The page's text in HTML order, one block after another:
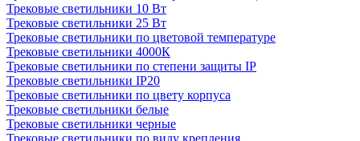
Трековые светильники 10 Вт
Трековые светильники 25 Вт
Трековые светильники по цветовой температуре
Трековые светильники 4000К
Трековые светильники по степени защиты IP
Трековые светильники IP20
Трековые светильники по цвету корпуса
Трековые светильники белые
Трековые светильники черные
Трековые светильники по виду крепления